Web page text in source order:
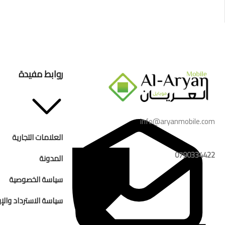
info@aryanmobile.com
0790334422
روابط مفيدة
العلامات التجارية
المدونة
سياسة الخصوصية
سياسة الاسترداد